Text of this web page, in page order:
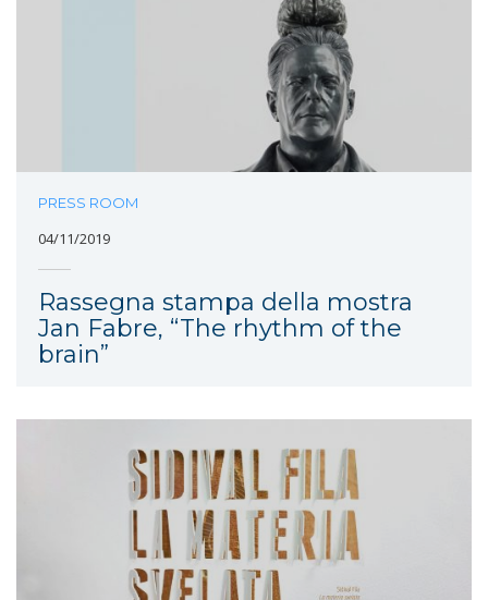
PRESS ROOM
04/11/2019
Rassegna stampa della mostra
Jan Fabre, “The rhythm of the
brain”